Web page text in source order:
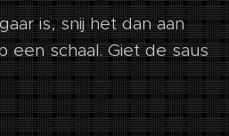
is, snij het dan aan
een schaal. Giet de saus